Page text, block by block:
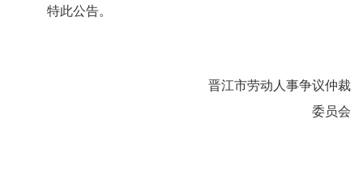
特此公告。
晋江市劳动人事争议仲裁
委员会